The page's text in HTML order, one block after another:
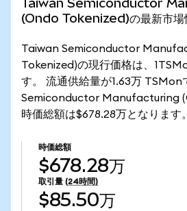
Taiwan Semiconductor
(Ondo Tokenized)の最新市場
Taiwan Semiconductor
Tokenized)の現行価格は、
す。 流通供給量が1.63万
Semiconductor Manufacturing
時価総額は$678.28万となります。
時価総額
$678.28万
取引量 (24時間)
$85.50万